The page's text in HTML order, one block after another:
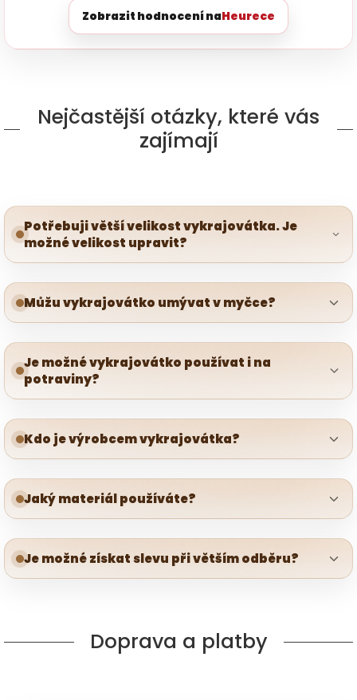
Zobrazit hodnocení naHeurece
Nejčastější otázky, které vás
zajímají
Potřebuji větší velikost vykrajovátka. Je
možné velikost upravit?
Můžu vykrajovátko umývat v myčce?
Je možné vykrajovátko používat i na
potraviny?
Kdo je výrobcem vykrajovátka?
Jaký materiál používáte?
Je možné získat slevu při větším odběru?
Doprava a platby